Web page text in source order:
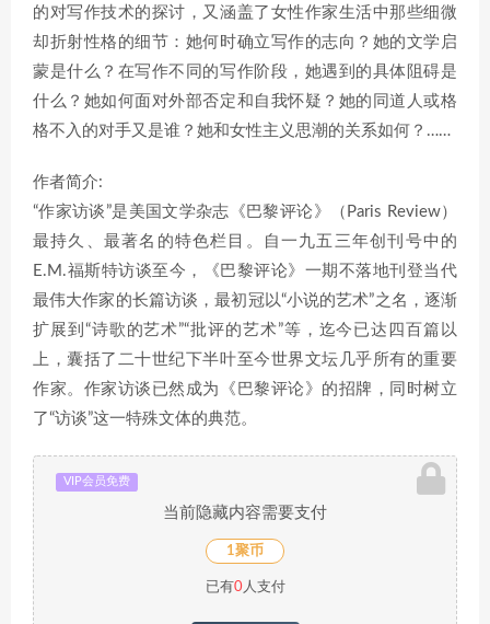
的对写作技术的探讨，又涵盖了女性作家生活中那些细微
却折射性格的细节：她何时确立写作的志向？她的文学启
蒙是什么？在写作不同的写作阶段，她遇到的具体阻碍是
什么？她如何面对外部否定和自我怀疑？她的同道人或格
格不入的对手又是谁？她和女性主义思潮的关系如何？……
作者简介:
“作家访谈”是美国文学杂志《巴黎评论》（Paris Review）
最持久、最著名的特色栏目。自一九五三年创刊号中的
E.M.福斯特访谈至今，《巴黎评论》一期不落地刊登当代
最伟大作家的长篇访谈，最初冠以“小说的艺术”之名，逐渐
扩展到“诗歌的艺术”“批评的艺术”等，迄今已达四百篇以
上，囊括了二十世纪下半叶至今世界文坛几乎所有的重要
作家。作家访谈已然成为《巴黎评论》的招牌，同时树立
了“访谈”这一特殊文体的典范。
VIP会员免费
当前隐藏内容需要支付
1聚币
已有0人支付